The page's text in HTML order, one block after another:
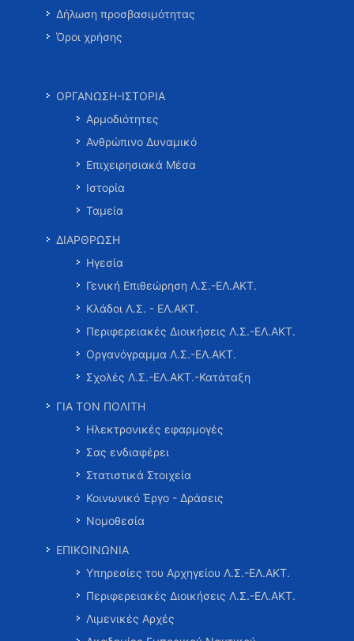
Δήλωση προσβασιμότητας
Όροι χρήσης
ΟΡΓΑΝΩΣΗ-ΙΣΤΟΡΙΑ
Αρμοδιότητες
Ανθρώπινο Δυναμικό
Επιχειρησιακά Μέσα
Ιστορία
Ταμεία
ΔΙΑΡΘΡΩΣΗ
Ηγεσία
Γενική Επιθεώρηση Λ.Σ.-ΕΛ.ΑΚΤ.
Κλάδοι Λ.Σ. - ΕΛ.ΑΚΤ.
Περιφερειακές Διοικήσεις Λ.Σ.-ΕΛ.ΑΚΤ.
Οργανόγραμμα Λ.Σ.-ΕΛ.ΑΚΤ.
Σχολές Λ.Σ.-ΕΛ.ΑΚΤ.-Κατάταξη
ΓΙΑ ΤΟΝ ΠΟΛΙΤΗ
Ηλεκτρονικές εφαρμογές
Σας ενδιαφέρει
Στατιστικά Στοιχεία
Κοινωνικό Έργο - Δράσεις
Νομοθεσία
ΕΠΙΚΟΙΝΩΝΙΑ
Υπηρεσίες του Αρχηγείου Λ.Σ.-ΕΛ.ΑΚΤ.
Περιφερειακές Διοικήσεις Λ.Σ.-ΕΛ.ΑΚΤ.
Λιμενικές Αρχές